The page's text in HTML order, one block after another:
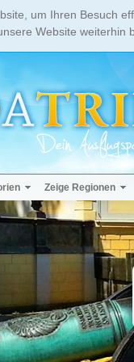
um Ihren Besuch
Website
Zeige Regionen